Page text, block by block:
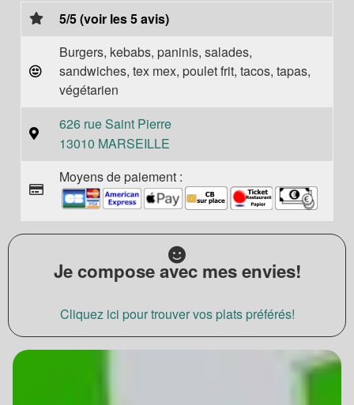
5/5 (voir les 5 avis)
Burgers, kebabs, paninis, salades,
sandwiches, tex mex, poulet frit, tacos, tapas,
végétarien
626 rue Saint Pierre
13010 MARSEILLE
Moyens de paiement :
Je compose avec mes envies!
Cliquez ici pour trouver vos plats préférés!